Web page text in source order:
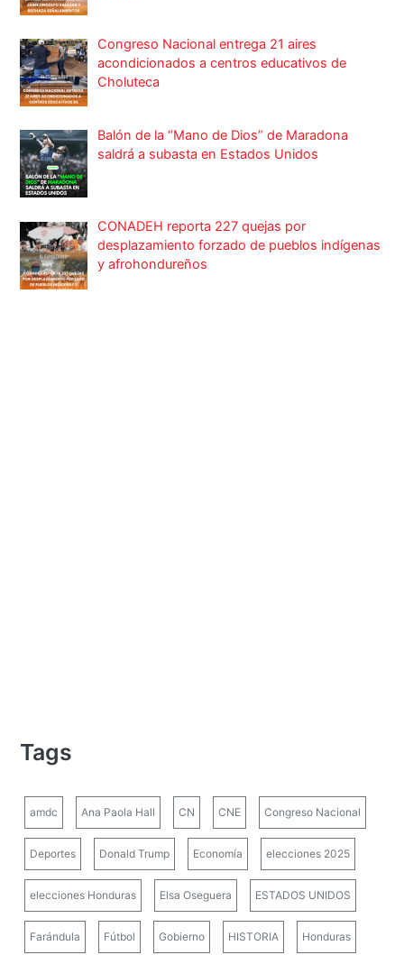
Congreso Nacional entrega 21 aires
acondicionados a centros educativos de
Choluteca
Balón de la “Mano de Dios” de Maradona
saldrá a subasta en Estados Unidos
CONADEH reporta 227 quejas por
desplazamiento forzado de pueblos indígenas
y afrohondureños
Tags
amdc Ana Paola Hall CN CNE Congreso Nacional
Deportes Donald Trump Economía elecciones 2025
elecciones Honduras Elsa Oseguera ESTADOS UNIDOS
Farándula Fútbol Gobierno HISTORIA Honduras